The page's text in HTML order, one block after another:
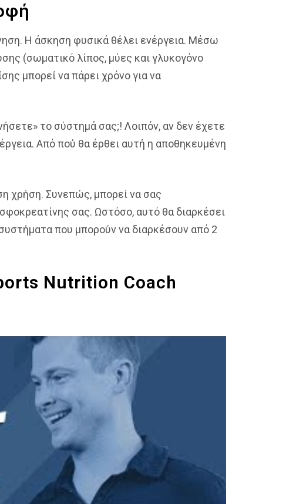
Η άσκηση φυσικά θέλει ενέργεια. Μέσω
(σωματικό λίπος, μύες και γλυκογόνο
μπορεί να πάρει χρόνο για να
το σύστημά σας;! Λοιπόν, αν δεν έχετε
Από πού θα έρθει αυτή η αποθηκευμένη
χρήση. Συνεπώς, μπορεί να σας
σας. Ωστόσο, αυτό θα διαρκέσει
που μπορούν να διαρκέσουν από 2
Nutrition Coach